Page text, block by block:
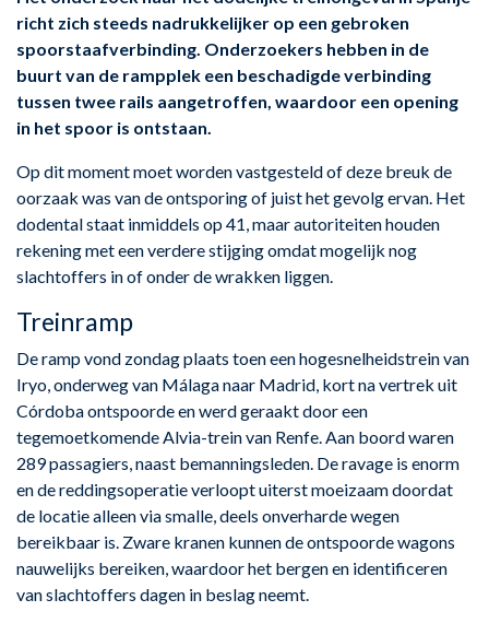
richt zich steeds nadrukkelijker op een gebroken
spoorstaafverbinding. Onderzoekers hebben in de
buurt van de rampplek een beschadigde verbinding
tussen twee rails aangetroffen, waardoor een opening
in het spoor is ontstaan.
Op dit moment moet worden vastgesteld of deze breuk de
oorzaak was van de ontsporing of juist het gevolg ervan. Het
dodental staat inmiddels op 41, maar autoriteiten houden
rekening met een verdere stijging omdat mogelijk nog
slachtoffers in of onder de wrakken liggen.
Treinramp
De ramp vond zondag plaats toen een hogesnelheidstrein van
Iryo, onderweg van Málaga naar Madrid, kort na vertrek uit
Córdoba ontspoorde en werd geraakt door een
tegemoetkomende Alvia-trein van Renfe. Aan boord waren
289 passagiers, naast bemanningsleden. De ravage is enorm
en de reddingsoperatie verloopt uiterst moeizaam doordat
de locatie alleen via smalle, deels onverharde wegen
bereikbaar is. Zware kranen kunnen de ontspoorde wagons
nauwelijks bereiken, waardoor het bergen en identificeren
van slachtoffers dagen in beslag neemt.